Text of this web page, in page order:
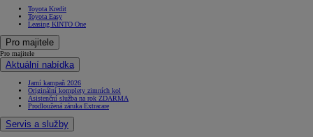
Toyota Kredit
Toyota Easy
Leasing KINTO One
Pro majitele
Pro majitele
Aktuální nabídka
Jarní kampaň 2026
Originální komplety zimních kol
Asistenční služba na rok ZDARMA
Prodloužená záruka Extracare
Servis a služby